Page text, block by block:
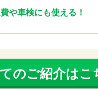
や車検にも使える！
のご紹介はこ